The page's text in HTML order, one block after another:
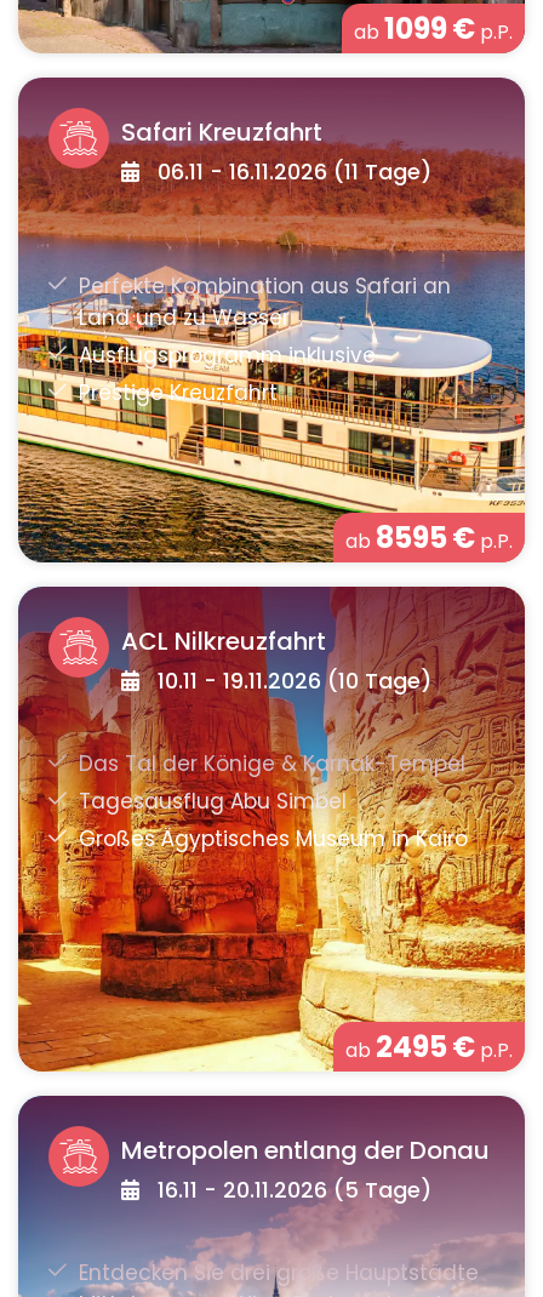
ab 1099€ p.P.
Safari Kreuzfahrt
06.11 - 16.11.2026 (11 Tage)
ab 8595€ p.P.
ACL Nilkreuzfahrt
10.11 - 19.11.2026 (10 Tage)
ab 2495€ p.P.
Metropolen entlang der Donau
16.11 - 20.11.2026 (5 Tage)